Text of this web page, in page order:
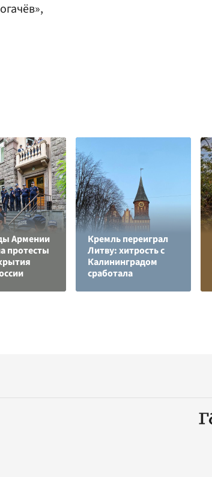
Армении
протесты
Кремль переиграл
Литву: хитрость с
Калининградом
сработала